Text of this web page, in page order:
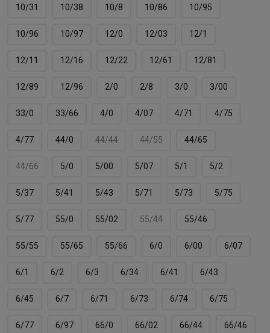
10/31 10/38 10/8 10/86 10/95
10/96 10/97 12/0 12/03 12/1
12/11 12/16 12/22 12/61 12/81
12/89 12/96 2/0 2/8 3/0 3/00
33/0 33/66 4/0 4/07 4/71 4/75
4/77 44/0 44/44 44/55 44/65
44/66 5/0 5/00 5/07 5/1 5/2
5/37 5/41 5/43 5/71 5/73 5/75
5/77 55/0 55/02 55/44 55/46
55/55 55/65 55/66 6/0 6/00 6/07
6/1 6/2 6/3 6/34 6/41 6/43
6/45 6/7 6/71 6/73 6/74 6/75
6/77 6/97 66/0 66/02 66/44 66/46